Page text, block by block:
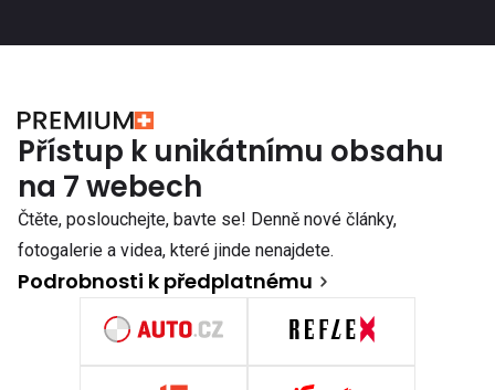
Přístup k unikátnímu obsahu
na 7 webech
Čtěte, poslouchejte, bavte se! Denně nové články,
fotogalerie a videa, které jinde nenajdete.
Podrobnosti k předplatnému